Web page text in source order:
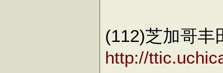
(112)芝加哥丰
http://